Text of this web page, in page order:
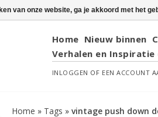
Home Nieuw binnen
Verhalen en Inspiratie
INLOGGEN OF EEN ACCOUNT
Home » Tags » vintage push down
van onze website, ga je akkoord met het